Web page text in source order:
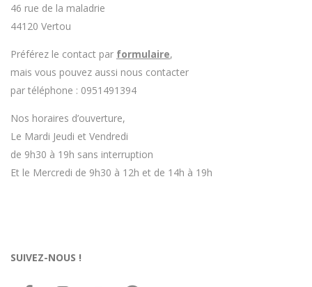
46 rue de la maladrie
44120 Vertou
Préférez le contact par formulaire,
mais vous pouvez aussi nous contacter
par téléphone : 0951491394
Nos horaires d’ouverture,
Le Mardi Jeudi et Vendredi
de 9h30 à 19h sans interruption
Et le Mercredi de 9h30 à 12h et de 14h à 19h
SUIVEZ-NOUS !